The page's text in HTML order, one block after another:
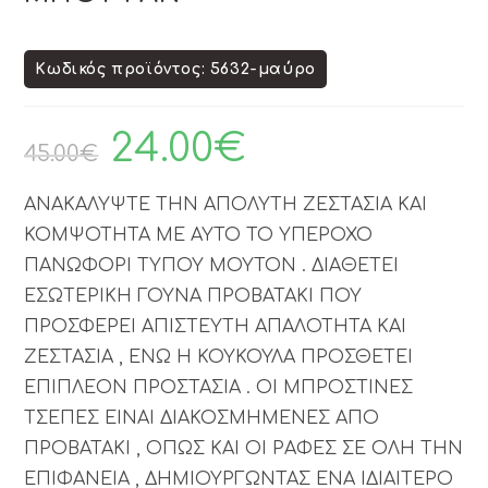
Κωδικός προϊόντος: 5632-μαύρο
45.00€ 24.00€
ΑΝΑΚΑΛΥΨΤΕ ΤΗΝ ΑΠΟΛΥΤΗ ΖΕΣΤΑΣΙΑ ΚΑΙ
ΚΟΜΨΟΤΗΤΑ ΜΕ ΑΥΤΟ ΤΟ ΥΠΕΡΟΧΟ
ΠΑΝΩΦΟΡΙ ΤΥΠΟΥ ΜΟΥΤΟΝ . ΔΙΑΘΕΤΕΙ
ΕΣΩΤΕΡΙΚΗ ΓΟΥΝΑ ΠΡΟΒΑΤΑΚΙ ΠΟΥ
ΠΡΟΣΦΕΡΕΙ ΑΠΙΣΤΕΥΤΗ ΑΠΑΛΟΤΗΤΑ ΚΑΙ
ΖΕΣΤΑΣΙΑ , ΕΝΩ Η ΚΟΥΚΟΥΛΑ ΠΡΟΣΘΕΤΕΙ
ΕΠΙΠΛΕΟΝ ΠΡΟΣΤΑΣΙΑ . ΟΙ ΜΠΡΟΣΤΙΝΕΣ
ΤΣΕΠΕΣ ΕΙΝΑΙ ΔΙΑΚΟΣΜΗΜΕΝΕΣ ΑΠΟ
ΠΡΟΒΑΤΑΚΙ , ΟΠΩΣ ΚΑΙ ΟΙ ΡΑΦΕΣ ΣΕ ΟΛΗ ΤΗΝ
ΕΠΙΦΑΝΕΙΑ , ΔΗΜΙΟΥΡΓΩΝΤΑΣ ΕΝΑ ΙΔΙΑΙΤΕΡΟ